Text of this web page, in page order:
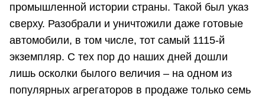
промышленной истории страны. Такой был указ
сверху. Разобрали и уничтожили даже готовые
автомобили, в том числе, тот самый 1115-й
экземпляр. С тех пор до наших дней дошли
лишь осколки былого величия – на одном из
популярных агрегаторов в продаже только семь